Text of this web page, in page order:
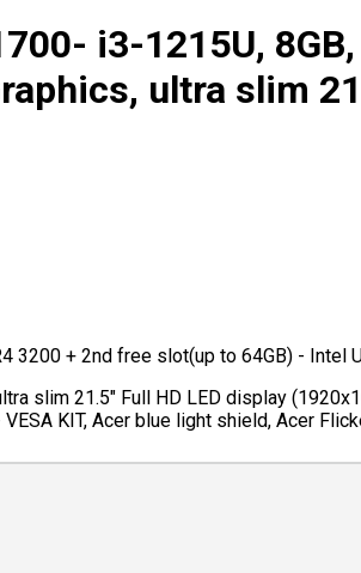
i3-1215U,
ultra slim
3200 + 2nd free slot(up to 64GB) - Intel
slim 21.5" Full HD LED display
KIT, Acer blue light shield, Acer